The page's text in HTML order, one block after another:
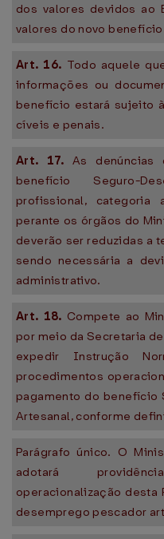
dos valores devidos ao
valores do novo
Art. 16. Todo aquele
informações ou
benefício estará sujeito
cíveis e penais.
Art. 17. As denúncias
benefício Seguro-
profissional, categoria
perante os órgãos do
deverão ser reduzidas a
sendo necessária a
administrativo.
Art. 18. Compete ao
por meio da Secretaria
expedir Instrução
procedimentos
pagamento do benefício
Artesanal, conforme
Parágrafo único. O
adotará
operacionalização desta
desemprego pescador